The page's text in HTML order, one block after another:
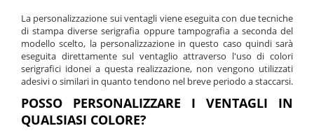
La personalizzazione sui ventagli viene eseguita con due tecniche
di stampa diverse serigrafia oppure tampografia a seconda del
modello scelto, la personalizzazione in questo caso quindi sarà
eseguita direttamente sul ventaglio attraverso l'uso di colori
serigrafici idonei a questa realizzazione, non vengono utilizzati
adesivi o similari in quanto tendono nel breve periodo a staccarsi.
POSSO PERSONALIZZARE I VENTAGLI IN
QUALSIASI COLORE?